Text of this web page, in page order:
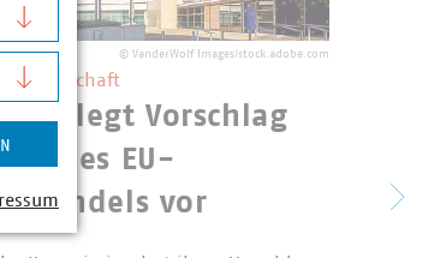
© VanderWolf Images/stock.adobe.com
legt Vorschlag
des EU-
vor